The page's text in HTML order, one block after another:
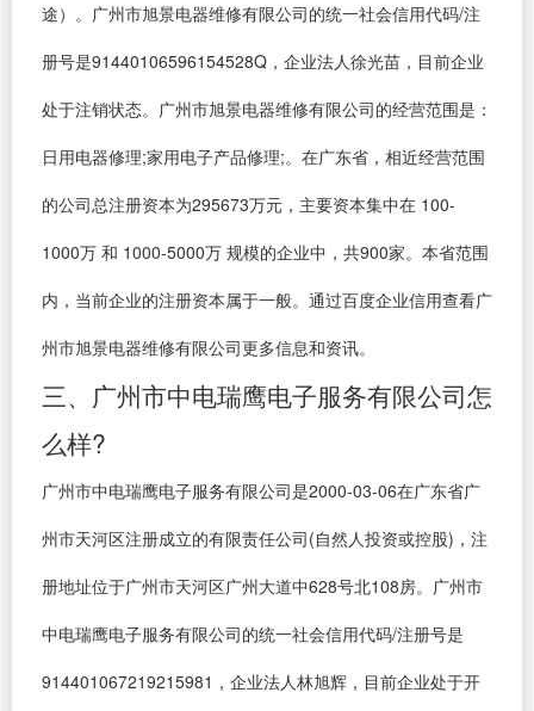
途）。广州市旭景电器维修有限公司的统一社会信用代码/注
册号是91440106596154528Q，企业法人徐光苗，目前企业
处于注销状态。广州市旭景电器维修有限公司的经营范围是：
日用电器修理;家用电子产品修理;。在广东省，相近经营范围
的公司总注册资本为295673万元，主要资本集中在 100-
1000万 和 1000-5000万 规模的企业中，共900家。本省范围
内，当前企业的注册资本属于一般。通过百度企业信用查看广
州市旭景电器维修有限公司更多信息和资讯。
三、广州市中电瑞鹰电子服务有限公司怎
么样?
广州市中电瑞鹰电子服务有限公司是2000-03-06在广东省广
州市天河区注册成立的有限责任公司(自然人投资或控股)，注
册地址位于广州市天河区广州大道中628号北108房。广州市
中电瑞鹰电子服务有限公司的统一社会信用代码/注册号是
914401067219215981，企业法人林旭辉，目前企业处于开